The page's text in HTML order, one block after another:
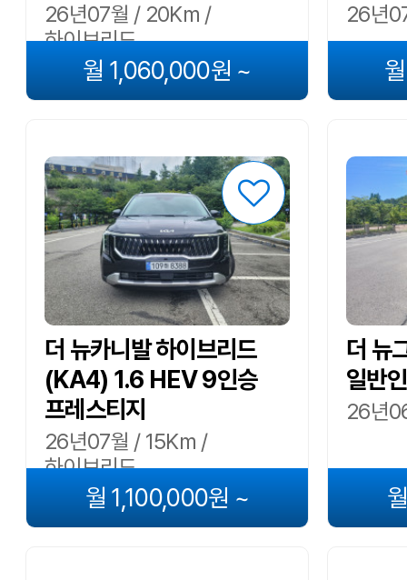
26년07월 / 20Km /
하이브리드
월 1,060,000원 ~
26년
더 뉴카니발 하이브리드
(KA4) 1.6 HEV 9인승
프레스티지
26년07월 / 15Km /
하이브리드
월 1,100,000원 ~
더 뉴
일반
26년